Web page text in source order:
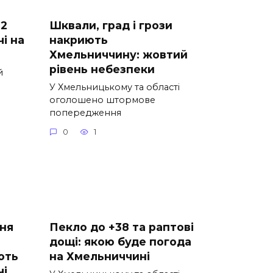
на
Шквали, град і грози
накриють
Хмельниччину: жовтий
рівень небезпеки
У Хмельницькому та області
оголошено штормове
попередження
0 1
Пекло до +38 та раптові
дощі: якою буде погода
на Хмельниччині